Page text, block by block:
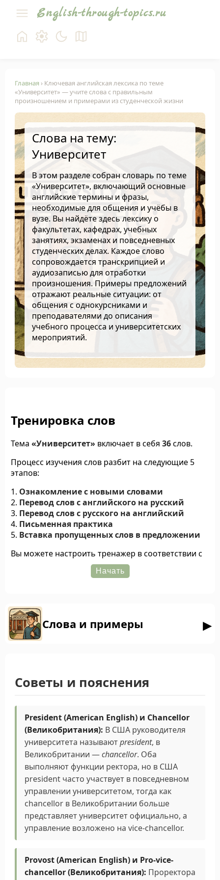
English-through-topics.ru
Главная › Ключевая английская лексика по теме
«Университет» — учите слова с правильным
произношением и примерами из студенческой жизни
Слова на тему:
Университет
В этом разделе собран словарь по теме
«Университет», включающий основные
английские термины и фразы,
необходимые для общения и учёбы в
вузе. Вы найдёте здесь лексику о
факультетах, кафедрах, учебных
занятиях, экзаменах и повседневных
студенческих делах. Каждое слово
сопровождается транскрипцией и
аудиозаписью для отработки
произношения. Примеры предложений
отражают реальные ситуации: от
общения с однокурсниками и
преподавателями до описания
учебного процесса и университетских
мероприятий.
Тренировка слов
Тема «Университет» включает в себя 36слов.
Процесс изучения слов разбит на следующие 5
этапов:
Ознакомление с новыми словами
Перевод слов с английского на русский
Перевод слов с русского на английский
Письменная практика
Вставка пропущенных слов в предложении
Вы можете настроить тренажер в соответствии с
вашими предпочтениями, для этого в настройках
доступны следующие опции:
словами
пропущенных слов
Включениеозвучивания слов и
предложений
или американский).
Настройкаскорости воспроизведения аудио
(от 0.5x до 1.5x).
Настройки
можно найти в
правом верхнем углуэкрана.
Для прослушивания 🎧 всех слов из этой темы
используйтеплеер▶, расположенный в конце
страницы, в котором можно настроить порядок
воспроизведения, паузы между словами и
количество повторений. Это поможетразвить
навык восприятия английского на слух, не
требуя постоянного использования компьютера
Слова и примеры
Советы и пояснения
President (American English) и Chancellor
(Великобритания): В США руководителя
университета называютpresident, в
Великобритании —chancellor. Оба
выполняют функции ректора, но в США
president часто участвует в повседневном
управлении университетом, тогда как
chancellor в Великобритании больше
представляет университет официально, а
управление возложено на vice-chancellor.
Provost (American English) и Pro-vice-
chancellor (Великобритания): Проректора